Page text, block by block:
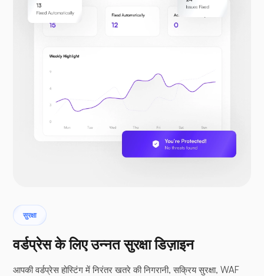
सुरक्षा
वर्डप्रेस के लिए उन्नत सुरक्षा डिज़ाइन
आपकी वर्डप्रेस होस्टिंग में निरंतर खतरे की निगरानी, सक्रिय सुरक्षा, WAF